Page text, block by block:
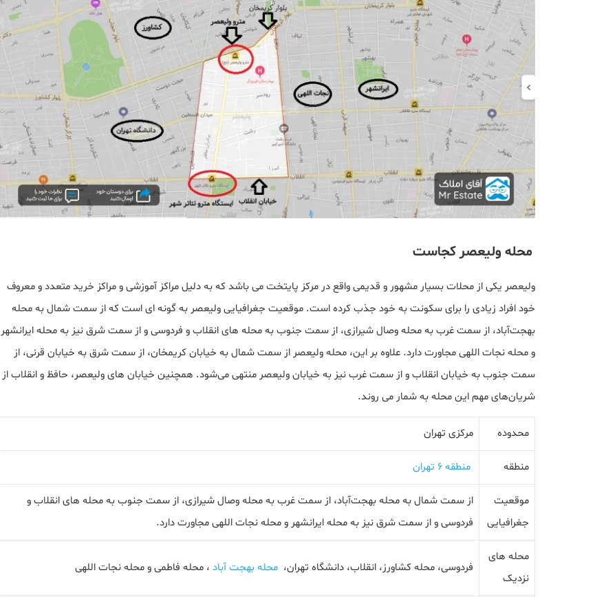
محله ولیعصر کجاست
ولیعصر یکی از محلات بسیار مشهور و قدیمی واقع در مرکز پایتخت می باشد که به دلیل مراکز آموزشی و مراکز خرید متعدد و معروف
خود افراد زیادی را برای سکونت به خود جذب کرده است. موقعیت جغرافیایی ولیعصر به گونه ای است که از سمت شمال به محله
بهجت‌آباد، از سمت غرب به محله وصال شیرازی، از سمت جنوب به محله های انقلاب و فردوسی و از سمت شرق نیز به محله ایرانشهر
و محله نجات اللهی مجاورت دارد. علاوه بر این، محله ولیعصر از سمت شمال به خیابان کریمخان، از سمت شرق به خیابان قرنی، از
سمت جنوب به خیابان انقلاب و از سمت غرب نیز به خیابان ولیعصر منتهی می‌شود. همچنین خیابان های ولیعصر، حافظ و انقلاب از
شریان‌های مهم این محله به شمار می روند.
محدوده مرکزی تهران
منطقه منطقه 6 تهران
موقعیت
جغرافیایی
از سمت شمال به محله بهجت‌آباد، از سمت غرب به محله وصال شیرازی، از سمت جنوب به محله های انقلاب و
فردوسی و از سمت شرق نیز به محله ایرانشهر و محله نجات اللهی مجاورت دارد.
محله های
نزدیک
فردوسی، محله کشاورز، انقلاب، دانشگاه تهران، محله بهجت آباد ، محله فاطمی و محله نجات اللهی